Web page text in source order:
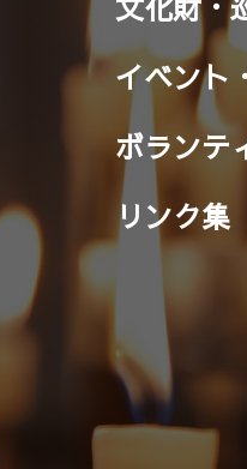
イベント
ボランテ
リンク集